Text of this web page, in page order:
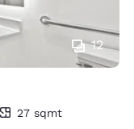
12
27 sqmt